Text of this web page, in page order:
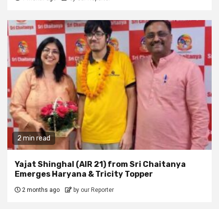
2 min read
Yajat Shinghal (AIR 21) from Sri Chaitanya
Emerges Haryana & Tricity Topper
2 months ago by our Reporter